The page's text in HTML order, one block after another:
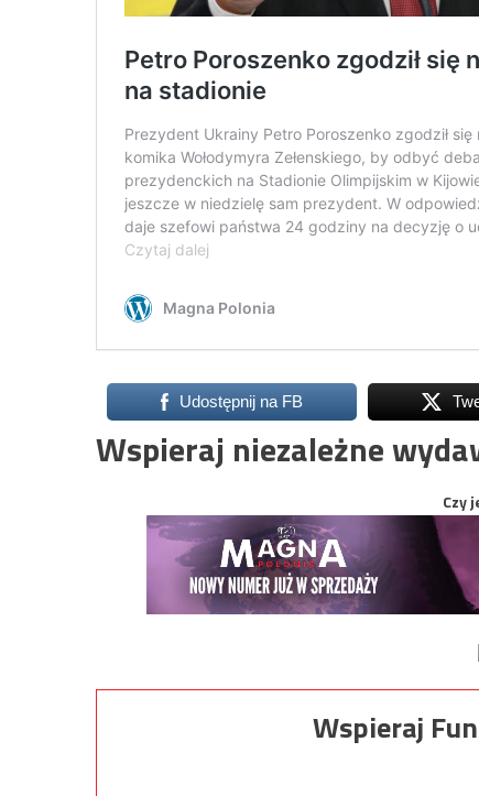
Udostępnij na FB
Wspieraj niezależne
Czy
Wspieraj